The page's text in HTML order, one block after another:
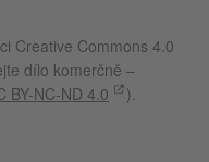
Creative Commons 4.0
dílo komerčně –
BY-NC-ND 4.0 ).